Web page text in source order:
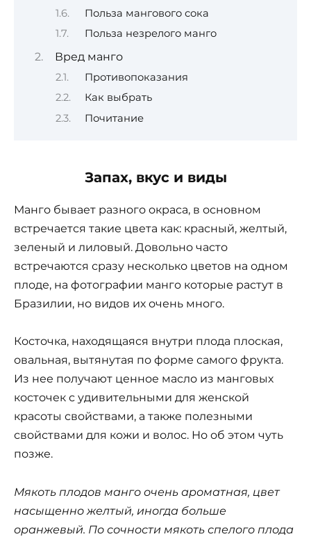
Польза мангового сока
Польза незрелого манго
Вред манго
Противопоказания
Как выбрать
Почитание
Запах, вкус и виды
Манго бывает разного окраса, в основном
встречается такие цвета как: красный, желтый,
зеленый и лиловый. Довольно часто
встречаются сразу несколько цветов на одном
плоде, на фотографии манго которые растут в
Бразилии, но видов их очень много.
Косточка, находящаяся внутри плода плоская,
овальная, вытянутая по форме самого фрукта.
Из нее получают ценное масло из манговых
косточек с удивительными для женской
красоты свойствами, а также полезными
свойствами для кожи и волос. Но об этом чуть
позже.
Мякоть плодов манго очень ароматная, цвет
насыщенно желтый, иногда больше
оранжевый. По сочности мякоть спелого плода